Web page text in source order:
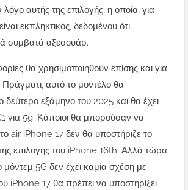
αυτής της επιλογής, η οποία, για
εκπληκτικός, δεδομένου ότι
συμβατά αξεσουάρ.
θα χρησιμοποιηθούν επίσης και για
αυτό το μοντέλο θα
δεύτερο εξάμηνο του 2025 και θα έχει
για 5g. Κάποιοι θα μπορούσαν να
air iPhone 17 δεν θα υποστήριζε το
επιλογής του iPhone 16th. Αλλά τώρα
μόντεμ 5G δεν έχει καμία σχέση με
iPhone 17 θα πρέπει να υποστηρίξει